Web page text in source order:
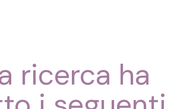
ricerca ha